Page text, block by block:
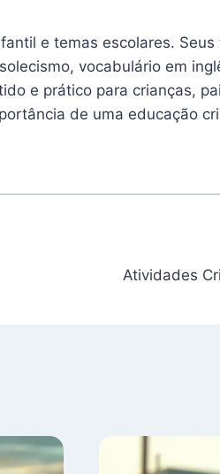
e temas escolares. Seus
vocabulário em
e prático para crianças,
de uma educação
Atividades